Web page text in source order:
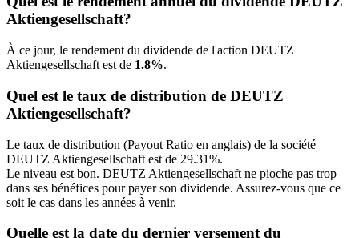
Aktiengesellschaft?
À ce jour, le rendement du dividende de l'action DEUTZ
Aktiengesellschaft est de 1.8%.
Quel est le taux de distribution de DEUTZ
Aktiengesellschaft?
Le taux de distribution (Payout Ratio en anglais) de la société
DEUTZ Aktiengesellschaft est de 29.31%.
Le niveau est bon. DEUTZ Aktiengesellschaft ne pioche pas trop
dans ses bénéfices pour payer son dividende. Assurez-vous que ce
soit le cas dans les années à venir.
Quelle est la date du dernier versement du